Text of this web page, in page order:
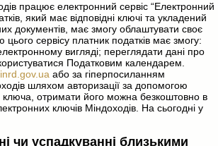
працює електронний сервіс “Електронний
який має відповідні ключі та укладений
документів, має змогу облаштувати своє
сервісу платник податків має змогу:
вигляді; переглядати дані про
Податковим календарем.
або за гіперпосиланням
шляхом авторизації за допомогою
ключа, отримати його можна безкоштовно в
ключів Міндоходів. На сьогодні у
чи успадкуванні близькими